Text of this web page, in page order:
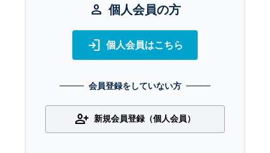
person 個人会員の方
login 個人会員はこちら
会員登録をしていない方
person_add 新規会員登録（個人会員）